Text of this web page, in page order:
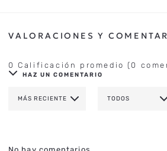
0 Calificación promedio (0
HAZ UN COMENTARIO
TÍTULO
MÁS RECIENTE TODOS